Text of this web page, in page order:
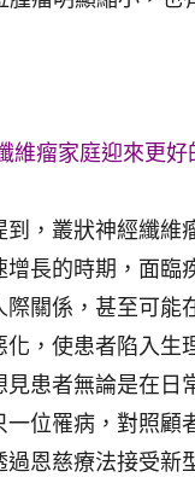
維瘤家庭迎來更好
，叢狀神經纖
長的時期，面
關係，甚至可
，使患者陷入
患者無論是在
位罹病，對照
恩慈療法接受